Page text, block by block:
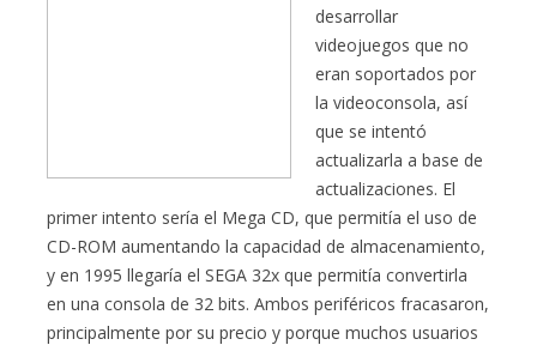
desarrollar
videojuegos que no
eran soportados por
la videoconsola, así
que se intentó
actualizarla a base de
actualizaciones. El
primer intento sería el Mega CD, que permitía el uso de
CD-ROM aumentando la capacidad de almacenamiento,
y en 1995 llegaría el SEGA 32x que permitía convertirla
en una consola de 32 bits. Ambos periféricos fracasaron,
principalmente por su precio y porque muchos usuarios